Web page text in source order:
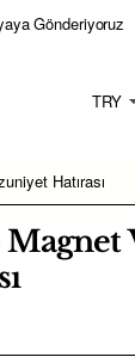
Gönderiyoruz
TRY
Hatırası